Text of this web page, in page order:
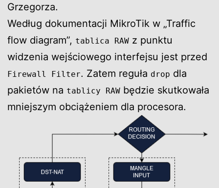
Grzegorza.
Według dokumentacji MikroTik w „Traffic
flow diagram”, tablica RAW z punktu
widzenia wejściowego interfejsu jest przed
Firewall Filter. Zatem reguła drop dla
pakietów na tablicy RAW będzie skutkowała
mniejszym obciążeniem dla procesora.